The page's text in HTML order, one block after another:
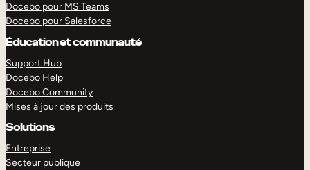
Docebo pour MS Teams
Docebo pour Salesforce
Éducation et communauté
Support Hub
Docebo Help
Docebo Community
Mises à jour des produits
Solutions
Entreprise
Secteur publique